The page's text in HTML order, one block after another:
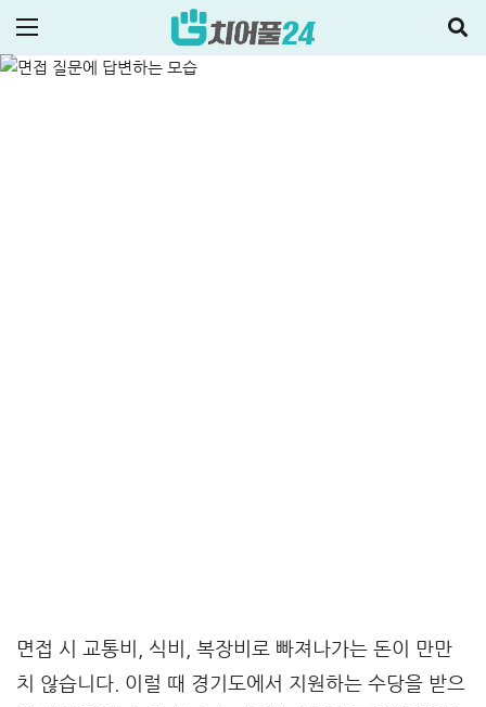
정부지원정책·대출
면접 시 교통비, 식비, 복장비로 빠져나가는 돈이 만만
치 않습니다. 이럴 때 경기도에서 지원하는 수당을 받으